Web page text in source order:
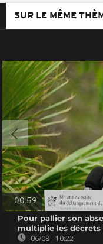
SUR LE MÊME
00:59
Pour pallier son
multiplie les décrets
06/08 - 10:22